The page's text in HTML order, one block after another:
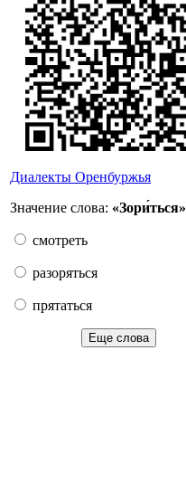
Диалекты Оренбуржья
Значение слова: «Зори́ться»
смотреть
разоряться
прятаться
Еще слова